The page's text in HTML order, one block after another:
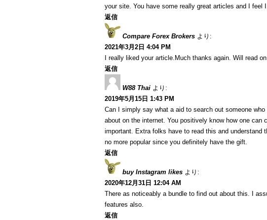
your site. You have some really great articles and I feel
返信
Compare Forex Brokers より:
2021年3月2日 4:04 PM
I really liked your article.Much thanks again. Will read on
返信
W88 Thai より:
2019年5月15日 1:43 PM
Can I simply say what a aid to search out someone
about on the internet. You positively know how one
important. Extra folks have to read this and understand
no more popular since you definitely have the gift.
返信
buy Instagram likes より:
2020年12月31日 12:04 AM
There as noticeably a bundle to find out about this. I
features also.
返信